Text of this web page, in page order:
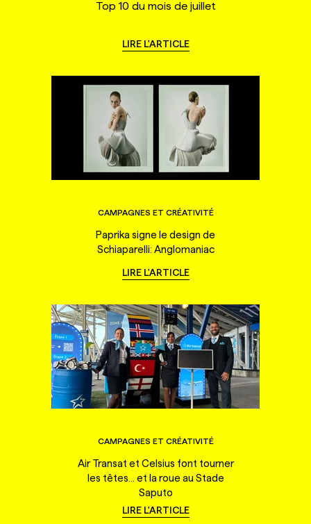
Top 10 du mois de juillet
LIRE L'ARTICLE
CAMPAGNES ET CRÉATIVITÉ
Paprika signe le design de
Schiaparelli: Anglomaniac
LIRE L'ARTICLE
CAMPAGNES ET CRÉATIVITÉ
Air Transat et Celsius font tourner
les têtes... et la roue au Stade
Saputo
LIRE L'ARTICLE